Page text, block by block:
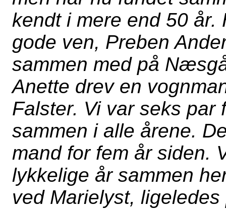
kendt i mere end 50
gode ven, Preben
sammen med på
Anette drev en
Falster. Vi var seks par
sammen i alle årene.
mand for fem år siden.
lykkelige år sammen
ved Marielyst,